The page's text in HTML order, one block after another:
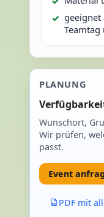
geeignet
PLANUNG
Wunschort,
Wir prüfen,
passt.
Event
PDF mit